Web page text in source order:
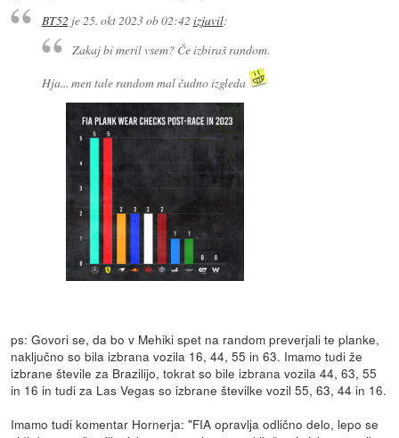
BT52je25. okt 2023 ob 02:42 izjavil:
Zakaj bi meril vsem? Če izbiraš random.
Hja... men tale random mal čudno izgleda
ps: Govori se, da bo v Mehiki spet na random preverjali te planke,
naključno so bila izbrana vozila 16, 44, 55 in 63. Imamo tudi že
izbrane števile za Brazilijo, tokrat so bile izbrana vozila 44, 63, 55
in 16 in tudi za Las Vegas so izbrane številke vozil 55, 63, 44 in 16.
Imamo tudi komentar Hornerja: "FIA opravlja odlično delo, lepo se